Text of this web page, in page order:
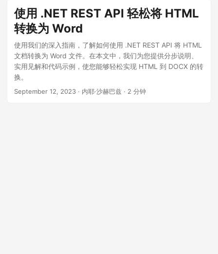
使用 .NET REST API 轻松将 HTML
转换为 Word
使用我们的深入指南，了解如何使用 .NET REST API 将 HTML
文档转换为 Word 文件。在本文中，我们为您提供分步说明、
实用见解和代码示例，使您能够轻松实现 HTML 到 DOCX 的转
换。
September 12, 2023 · 内耶·沙赫巴兹 · 2 分钟